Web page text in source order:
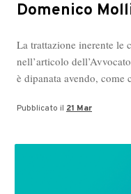
Domenico
La trattazione inerente le
nell’articolo
è dipanata avendo, come
Pubblicato il 21 Mar